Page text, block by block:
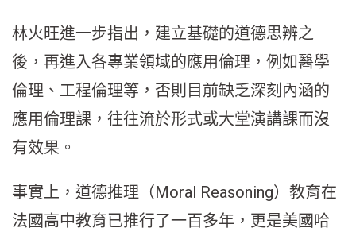
林火旺進一步指出，建立基礎的道德思辨之
後，再進入各專業領域的應用倫理，例如醫學
倫理、工程倫理等，否則目前缺乏深刻內涵的
應用倫理課，往往流於形式或大堂演講課而沒
有效果。
事實上，道德推理（Moral Reasoning）教育在
法國高中教育已推行了一百多年，更是美國哈